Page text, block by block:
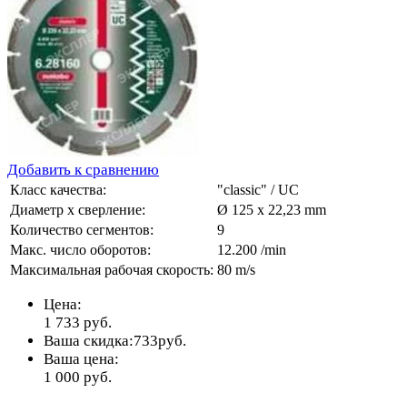
Добавить к сравнению
Класс качества:
"classic" / UC
Диаметр х сверление:
Ø 125 x 22,23 mm
Количество сегментов:
9
Макс. число оборотов:
12.200 /min
Максимальная рабочая скорость: 80 m/s
Цена:
1 733 руб.
Ваша скидка:733руб.
Ваша цена:
1 000 руб.